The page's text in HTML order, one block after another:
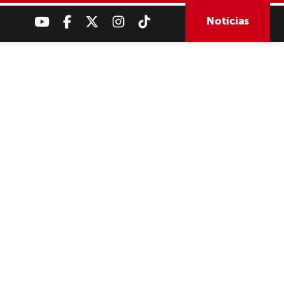
Notícias